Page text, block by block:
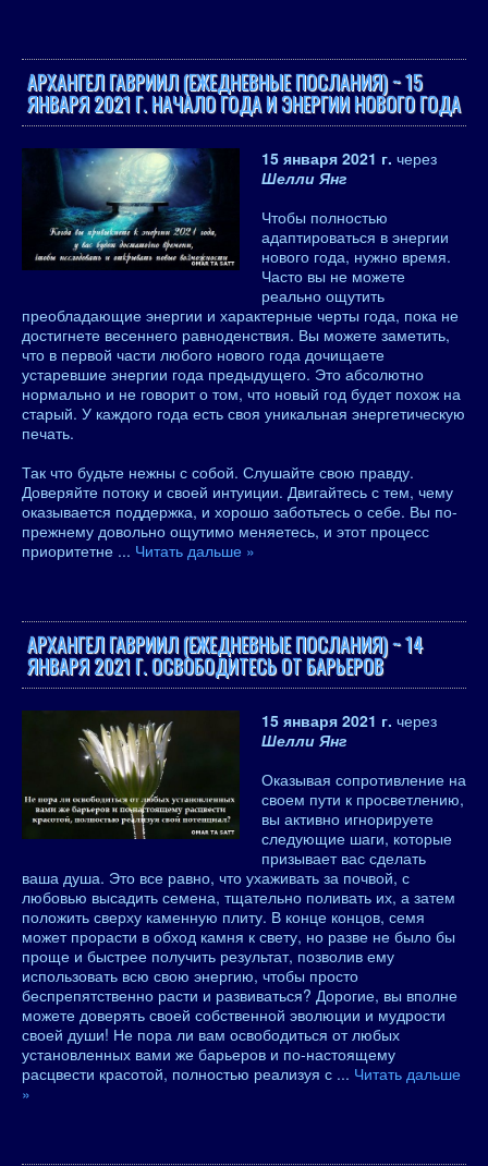
АРХАНГЕЛ ГАВРИИЛ (ЕЖЕДНЕВНЫЕ ПОСЛАНИЯ) ~ 15
ЯНВАРЯ 2021 Г. НАЧАЛО ГОДА И ЭНЕРГИИ НОВОГО ГОДА
15 января 2021 г. через
Шелли Янг
Чтобы полностью
адаптироваться в энергии
нового года, нужно время.
Часто вы не можете
реально ощутить
преобладающие энергии и характерные черты года, пока не
достигнете весеннего равноденствия. Вы можете заметить,
что в первой части любого нового года дочищаете
устаревшие энергии года предыдущего. Это абсолютно
нормально и не говорит о том, что новый год будет похож на
старый. У каждого года есть своя уникальная энергетическую
печать.
Так что будьте нежны с собой. Слушайте свою правду.
Доверяйте потоку и своей интуиции. Двигайтесь с тем, чему
оказывается поддержка, и хорошо заботьтесь о себе. Вы по-
прежнему довольно ощутимо меняетесь, и этот процесс
приоритетне ... Читать дальше »
АРХАНГЕЛ ГАВРИИЛ (ЕЖЕДНЕВНЫЕ ПОСЛАНИЯ) ~ 14
ЯНВАРЯ 2021 Г. ОСВОБОДИТЕСЬ ОТ БАРЬЕРОВ
15 января 2021 г. через
Шелли Янг
Оказывая сопротивление на
своем пути к просветлению,
вы активно игнорируете
следующие шаги, которые
призывает вас сделать
ваша душа. Это все равно, что ухаживать за почвой, с
любовью высадить семена, тщательно поливать их, а затем
положить сверху каменную плиту. В конце концов, семя
может прорасти в обход камня к свету, но разве не было бы
проще и быстрее получить результат, позволив ему
использовать всю свою энергию, чтобы просто
беспрепятственно расти и развиваться? Дорогие, вы вполне
можете доверять своей собственной эволюции и мудрости
своей души! Не пора ли вам освободиться от любых
установленных вами же барьеров и по-настоящему
расцвести красотой, полностью реализуя с ... Читать дальше
»